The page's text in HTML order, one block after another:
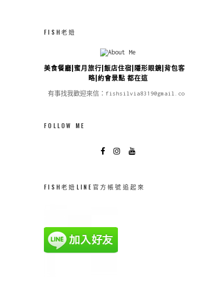
FISH老妞
美食餐廳|蜜月旅行|飯店住宿|隱形眼鏡|背包客攻
略|約會景點 都在這
有事找我歡迎來信：fishsilvia8319@gmail.com
FOLLOW ME
FISH老妞LINE官方帳號追起來